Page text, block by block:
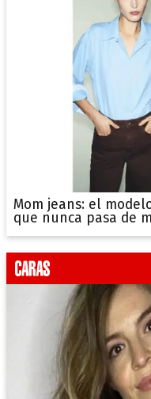
Mom jeans: el
que nunca pasa de